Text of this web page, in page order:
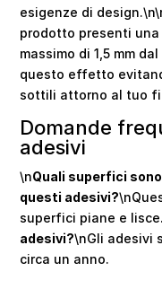
esigenze di
prodotto presenti
massimo di 1,5 mm
questo effetto
sottili attorno al tuo
Domande
adesivi
\nQuali superfici
questi adesivi?
superfici piane e
adesivi?\nGli adesivi
circa un anno.